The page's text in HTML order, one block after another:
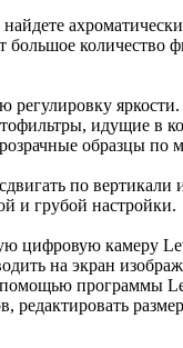
количество
идущие в
образцы по
по вертикали
и грубой настройки.
цифровую камеру
на экран
помощью программы
редактировать